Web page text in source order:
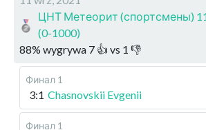
ЦНТ Метеорит (спортсмены)
(0-1000)
88% wygrywa 7 👍 vs 1 👎
Финал 1
3:1 Chasnovskii Evgenii
Финал 1